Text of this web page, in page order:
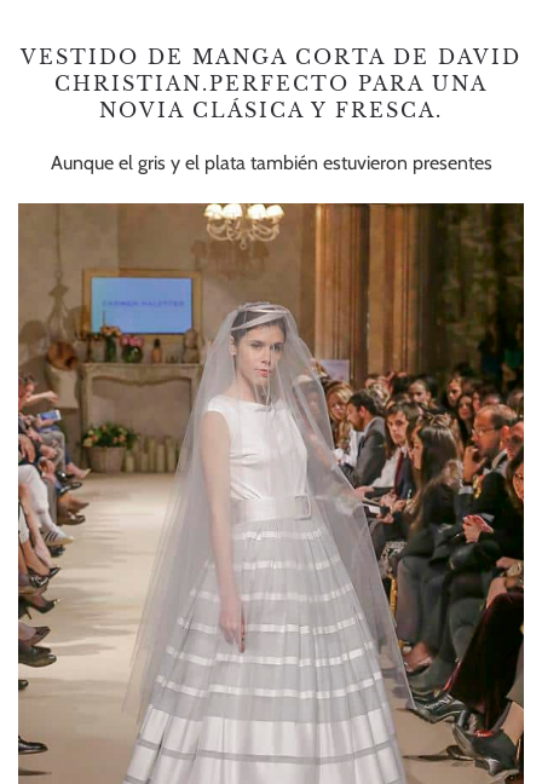
VESTIDO DE MANGA CORTA DE DAVID
CHRISTIAN.PERFECTO PARA UNA
NOVIA CLÁSICA Y FRESCA.
Aunque el gris y el plata también estuvieron presentes